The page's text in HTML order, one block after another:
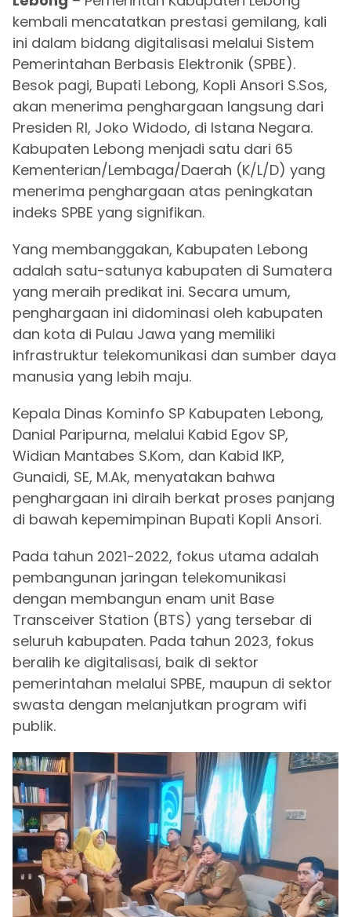
kembali mencatatkan prestasi gemilang, kali
ini dalam bidang digitalisasi melalui Sistem
Pemerintahan Berbasis Elektronik (SPBE).
Besok pagi, Bupati Lebong, Kopli Ansori S.Sos,
akan menerima penghargaan langsung dari
Presiden RI, Joko Widodo, di Istana Negara.
Kabupaten Lebong menjadi satu dari 65
Kementerian/Lembaga/Daerah (K/L/D) yang
menerima penghargaan atas peningkatan
indeks SPBE yang signifikan.
Yang membanggakan, Kabupaten Lebong
adalah satu-satunya kabupaten di Sumatera
yang meraih predikat ini. Secara umum,
penghargaan ini didominasi oleh kabupaten
dan kota di Pulau Jawa yang memiliki
infrastruktur telekomunikasi dan sumber daya
manusia yang lebih maju.
Kepala Dinas Kominfo SP Kabupaten Lebong,
Danial Paripurna, melalui Kabid Egov SP,
Widian Mantabes S.Kom, dan Kabid IKP,
Gunaidi, SE, M.Ak, menyatakan bahwa
penghargaan ini diraih berkat proses panjang
di bawah kepemimpinan Bupati Kopli Ansori.
Pada tahun 2021-2022, fokus utama adalah
pembangunan jaringan telekomunikasi
dengan membangun enam unit Base
Transceiver Station (BTS) yang tersebar di
seluruh kabupaten. Pada tahun 2023, fokus
beralih ke digitalisasi, baik di sektor
pemerintahan melalui SPBE, maupun di sektor
swasta dengan melanjutkan program wifi
publik.